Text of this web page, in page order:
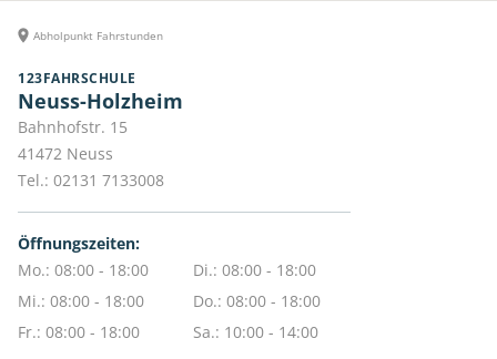
Abholpunkt Fahrstunden
123FAHRSCHULE
Neuss-Holzheim
Bahnhofstr. 15
41472 Neuss
Tel.: 02131 7133008
Öffnungszeiten:
Mo.: 08:00 - 18:00
Di.: 08:00 - 18:00
Mi.: 08:00 - 18:00
Do.: 08:00 - 18:00
Fr.: 08:00 - 18:00
Sa.: 10:00 - 14:00